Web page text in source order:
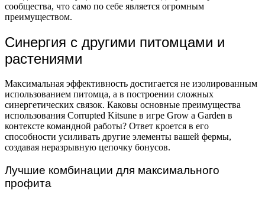
сообщества, что само по себе является огромным
преимуществом.
Синергия с другими питомцами и
растениями
Максимальная эффективность достигается не изолированным
использованием питомца, а в построении сложных
синергетических связок. Каковы основные преимущества
использования Corrupted Kitsune в игре Grow a Garden в
контексте командной работы? Ответ кроется в его
способности усиливать другие элементы вашей фермы,
создавая неразрывную цепочку бонусов.
Лучшие комбинации для максимального
профита